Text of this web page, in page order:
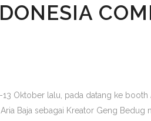
Oktober lalu, pada datang ke booth
Baja sebagai Kreator Geng Bedug